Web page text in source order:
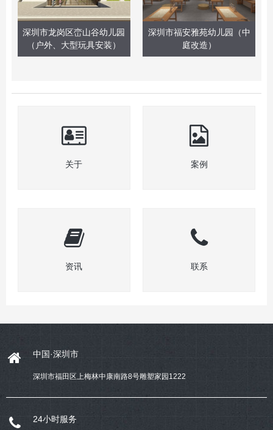
深圳市龙岗区峦山谷幼儿园
（户外、大型玩具安装）
深圳市福安雅苑幼儿园（中
庭改造）
关于 案例
资讯 联系
中国·深圳市
深圳市福田区上梅林中康南路8号雕塑家园1222
24小时服务